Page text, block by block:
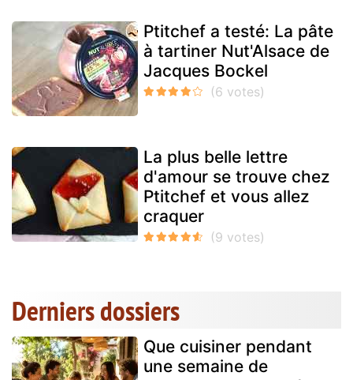
Ptitchef a testé: La pâte
à tartiner Nut'Alsace de
Jacques Bockel
La plus belle lettre
d'amour se trouve chez
Ptitchef et vous allez
craquer
Derniers dossiers
Que cuisiner pendant
une semaine de